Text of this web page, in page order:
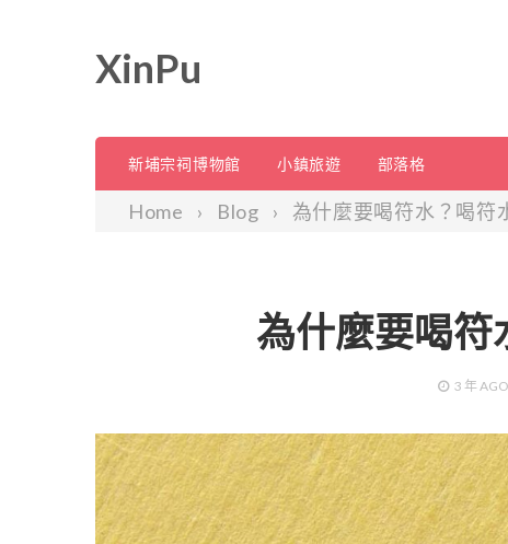
XinPu
新埔宗祠博物館 小鎮旅遊 部落格
Home Blog 為什麼要喝符水？喝符
為什麼要喝符
3 年AGO